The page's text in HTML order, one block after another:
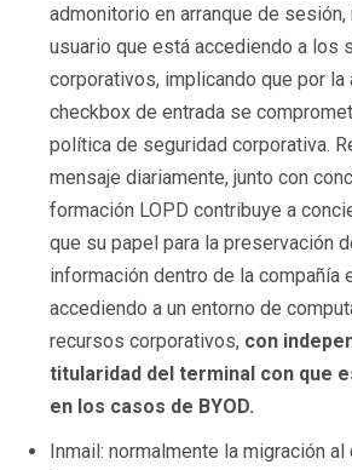
admonitorio en arranque de sesión,
usuario que está accediendo a los
corporativos, implicando que por la
checkbox de entrada se
política de seguridad corporativa.
mensaje diariamente, junto con
formación LOPD contribuye a
que su papel para la preservación
información dentro de la compañía
accediendo a un entorno de
recursos corporativos, con
titularidad del terminal con que
en los casos de BYOD.
Inmail: normalmente la migración